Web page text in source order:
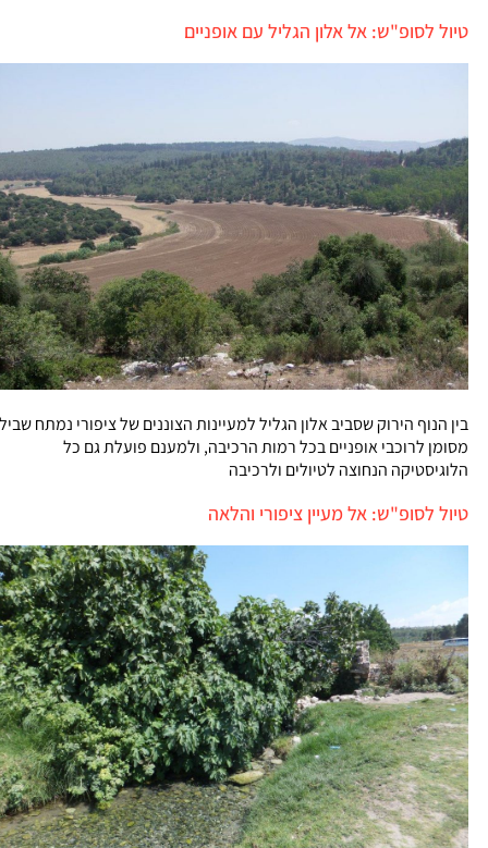
טיול לסופ"ש: אל אלון הגליל עם אופניים
בין הנוף הירוק שסביב אלון הגליל למעיינות הצוננים של ציפורי נמתח שביל
מסומן לרוכבי אופניים בכל רמות הרכיבה, ולמענם פועלת גם כל
הלוגיסטיקה הנחוצה לטיולים ולרכיבה
טיול לסופ"ש: אל מעיין ציפורי והלאה